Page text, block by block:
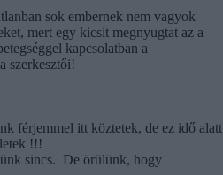
sok embernek nem vagyok
mert egy kicsit megnyugtat az a
kapcsolatban a
szerkesztői!
férjemmel itt köztetek, de ez idő alatt
!!!
sincs. De örülünk, hogy